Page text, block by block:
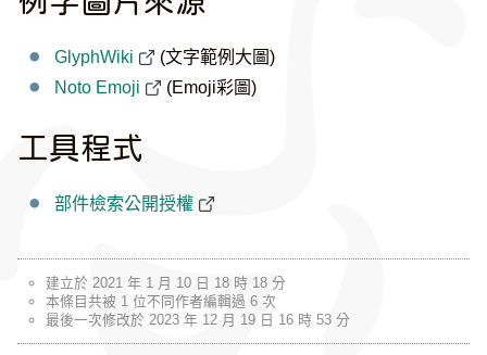
GlyphWiki
(文字範例大圖)
Noto Emoji
(Emoji彩圖)
工具程式
部件檢索公開授權
建立於 2021 年 1 月 10 日 18 時 18 分
本條目共被 1 位不同作者編輯過 6 次
最後一次修改於 2023 年 12 月 19 日 16 時 53 分